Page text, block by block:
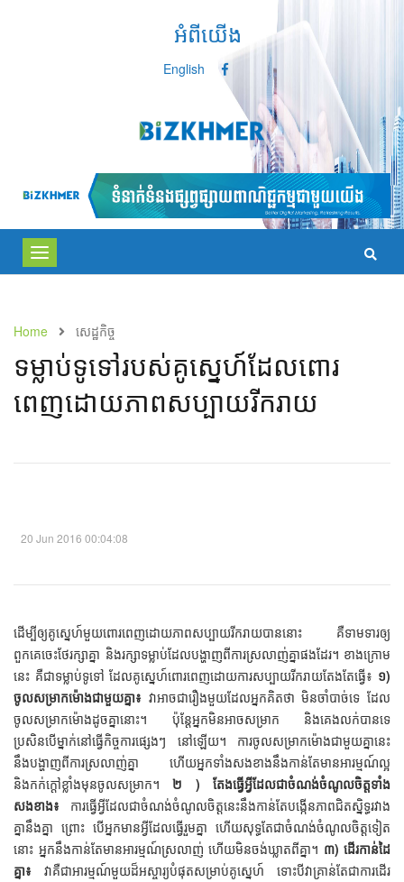
អំពីយើង
English
Toggle
navigation
Home សេដ្ឋកិច្ច
ទម្លាប់​ទូទៅ​របស់​គូស្នេហ៍​ដែល​ពោរ
ពេញ​ដោយ​ភាព​សប្បាយរីករាយ​
20 Jun 2016 00:04:08
ដើម្បីឲ្យគូស្នេហ៍មួយពោរពេញដោយភាពសប្បាយរីករាយបាននោះ គឺទាមទារឲ្យ
ពួកគេចេះថែរក្សាគ្នា និងរក្សាទម្លាប់ដែលបង្ហាញពីការស្រលាញ់គ្នាផងដែរ។ ខាងក្រោម
នេះ គឺជាទម្លាប់ទូទៅ ដែលគូស្នេហ៍ពោរពេញដោយការសប្បាយរីករាយតែងតែធ្វើ៖ ១)
ចូលសម្រាកម៉ោងជាមួយគ្នា៖ វាអាចជារឿងមួយដែលអ្នកគិតថា មិនចាំបាច់ទេ ដែល
ចូលសម្រាកម៉ោងដូចគ្នានោះ។ ប៉ុន្តែអ្នកមិនអាចសម្រាក និងគេងលក់បានទេ
ប្រសិនបើម្នាក់នៅធ្វើកិច្ចការផ្សេងៗ នៅឡើយ។ ការចូលសម្រាកម៉ោងជាមួយគ្នានេះ
នឹងបង្ហាញពីការស្រលាញ់គ្នា ហើយអ្នកទាំងសងខាងនឹងកាន់តែមានអារម្មណ៍ល្អ
និងកក់ក្ដៅខ្លាំងមុនចូលសម្រាក។២ ) តែងធ្វើអ្វីដែលជាចំណង់ចំណូលចិត្តទាំង
សងខាង៖ ការធ្វើអ្វីដែលជាចំណង់ចំណូលចិត្តនេះនឹងកាន់តែបង្កើនភាពជិតស្និទ្ធរវាង
គ្នានឹងគ្នា ព្រោះ បើអ្នកមានអ្វីដែលធ្វើរួមគ្នា ហើយសុទ្ធតែជាចំណង់ចំណូលចិត្តទៀត
នោះ អ្នកនឹងកាន់តែមានអារម្មណ៍ស្រលាញ់ ហើយមិនចង់ឃ្លាតពីគ្នា។ ៣) ដើរកាន់ដៃ
គ្នា៖ វាគឺជាអារម្មណ៍មួយដ៏អស្ចារ្យបំផុតសម្រាប់គូស្នេហ៍ ទោះបីវាគ្រាន់តែជាការដើរ